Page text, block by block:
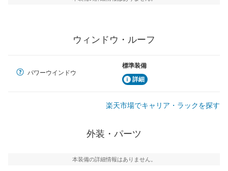
ウィンドウ・ルーフ
パワーウインドウ
標準装備
詳細
楽天市場でキャリア・ラックを探す
外装・パーツ
本装備の詳細情報はありません。